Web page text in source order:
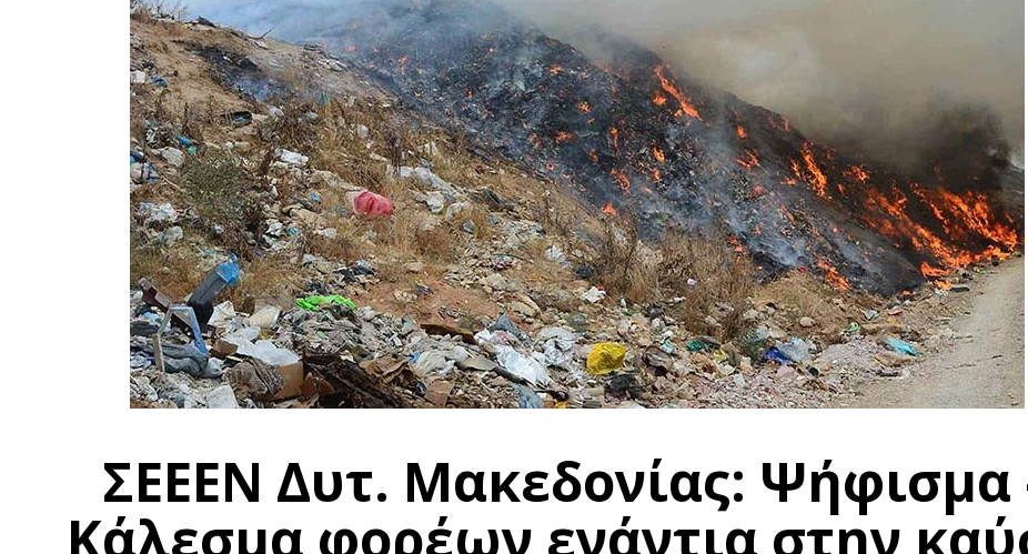
ΣΕΕΕΝ Δυτ. Μακεδονίας: Ψήφισμα
Κάλεσμα φορέων ενάντια στην